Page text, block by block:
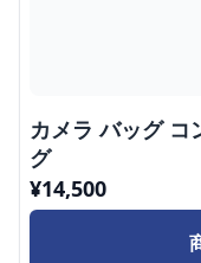
カメラ バッグ コ
グ
¥14,500